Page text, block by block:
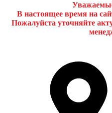
В настоящее время на
Пожалуйста уточняйте